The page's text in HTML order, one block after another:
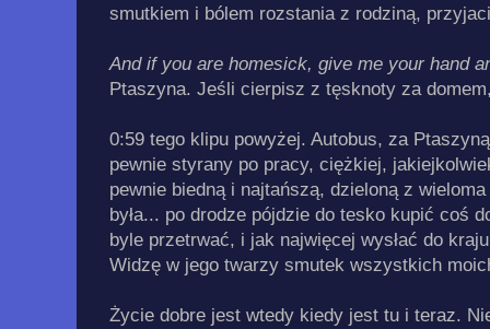
smutkiem i bólem rozstania z rodziną,
And if you are homesick, give me your hand
Ptaszyna. Jeśli cierpisz z tęsknoty za
0:59 tego klipu powyżej. Autobus, za
pewnie styrany po pracy, ciężkiej,
pewnie biedną i najtańszą, dzieloną z
była... po drodze pójdzie do tesko kupić coś
byle przetrwać, i jak najwięcej wysłać do
Widzę w jego twarzy smutek wszystkich
Życie dobre jest wtedy kiedy jest tu i teraz.